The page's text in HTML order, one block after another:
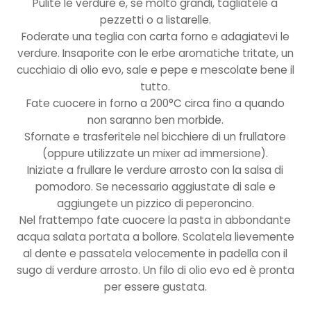
Pulite le verdure e, se molto grandi, tagliatele a
pezzetti o a listarelle.
Foderate una teglia con carta forno e adagiatevi le
verdure. Insaporite con le erbe aromatiche tritate, un
cucchiaio di olio evo, sale e pepe e mescolate bene il
tutto.
Fate cuocere in forno a 200°C circa fino a quando
non saranno ben morbide.
Sfornate e trasferitele nel bicchiere di un frullatore
(oppure utilizzate un mixer ad immersione).
Iniziate a frullare le verdure arrosto con la salsa di
pomodoro. Se necessario aggiustate di sale e
aggiungete un pizzico di peperoncino.
Nel frattempo fate cuocere la pasta in abbondante
acqua salata portata a bollore. Scolatela lievemente
al dente e passatela velocemente in padella con il
sugo di verdure arrosto. Un filo di olio evo ed è pronta
per essere gustata.